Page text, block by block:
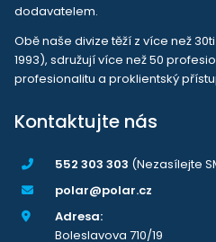
dodavatelem.
Obě naše divize těží z více než
1993), sdružují více než 50
profesionalitu a proklientský
Kontaktujte nás
552 303 303 (Nezasílejte
polar@polar.cz
Adresa:
Boleslavova 710/19